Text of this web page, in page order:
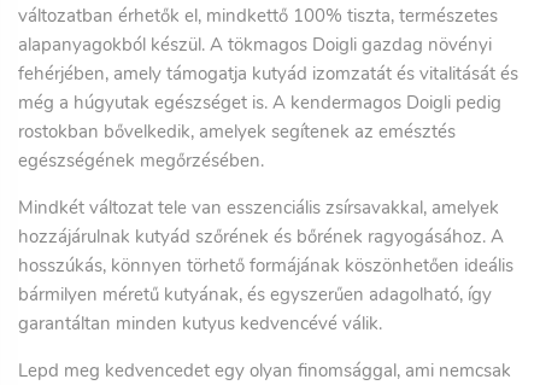
változatban érhetők el, mindkettő 100% tiszta, természetes
alapanyagokból készül. A tökmagos Doigli gazdag növényi
fehérjében, amely támogatja kutyád izomzatát és vitalitását és
még a húgyutak egészséget is. A kendermagos Doigli pedig
rostokban bővelkedik, amelyek segítenek az emésztés
egészségének megőrzésében.
Mindkét változat tele van esszenciális zsírsavakkal, amelyek
hozzájárulnak kutyád szőrének és bőrének ragyogásához. A
hosszúkás, könnyen törhető formájának köszönhetően ideális
bármilyen méretű kutyának, és egyszerűen adagolható, így
garantáltan minden kutyus kedvencévé válik.
Lepd meg kedvencedet egy olyan finomsággal, ami nemcsak